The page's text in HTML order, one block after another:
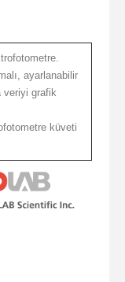
ayarlanabilir
veriyi grafik
küveti